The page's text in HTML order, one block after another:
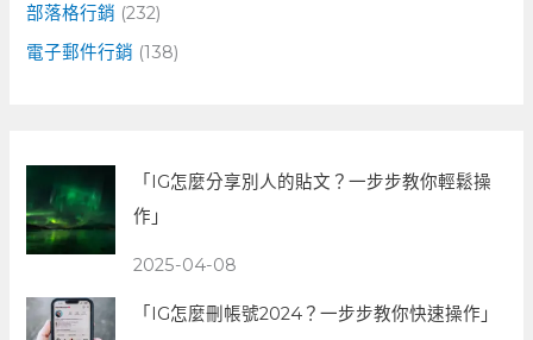
部落格行銷 (232)
電子郵件行銷 (138)
「IG怎麼分享別人的貼文？一步步教你輕鬆操
作」
2025-04-08
「IG怎麼刪帳號2024？一步步教你快速操作」